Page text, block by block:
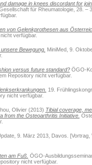
damage in knees discordant for
für Rheumatologie, 28. –
von Gelenkprothesen aus
verfügbar.
Bewegung. MiniMed, 9.
versus future standard?ÖGO-
Repository nicht verfügbar.
19.
nicht verfügbar.
Olivier(2013) Tibial coverage,
from the Osteoarthritis Initiative.
9. März 2013, Davos. [Vortrag,
am Fuß. ÖGO-
nicht verfügbar.